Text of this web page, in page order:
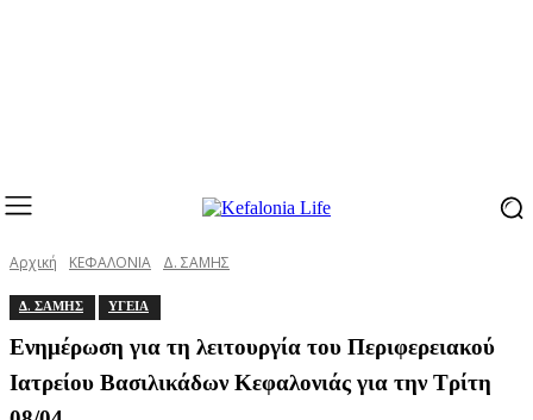
Αρχική ΚΕΦΑΛΟΝΙΑ Δ. ΣΑΜΗΣ
Δ. ΣΑΜΗΣ ΥΓΕΙΑ
Ενημέρωση για τη λειτουργία του Περιφερειακού
Ιατρείου Βασιλικάδων Κεφαλονιάς για την Τρίτη